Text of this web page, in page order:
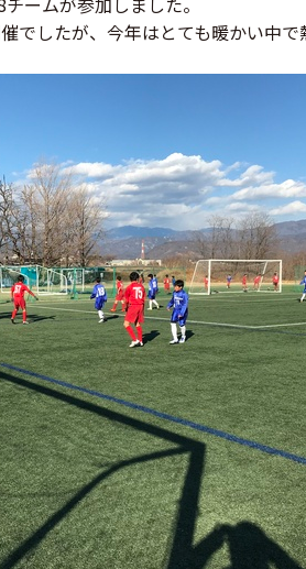
でしたが、今年はとても暖かい中で